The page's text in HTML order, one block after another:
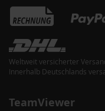
Weltweit versicherter
Innerhalb Deutschlands
TeamViewer